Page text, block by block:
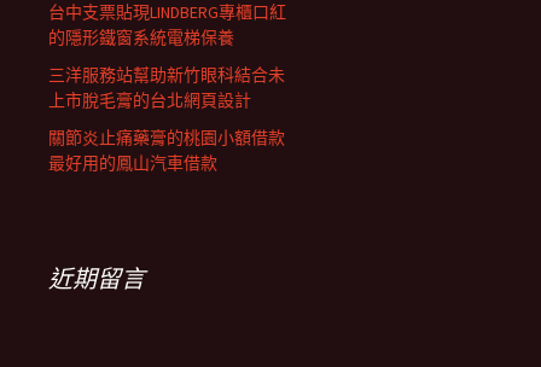
台中支票貼現LINDBERG專櫃口紅
的隱形鐵窗系統電梯保養
三洋服務站幫助新竹眼科結合未
上市脫毛膏的台北網頁設計
關節炎止痛藥膏的桃園小額借款
最好用的鳳山汽車借款
近期留言